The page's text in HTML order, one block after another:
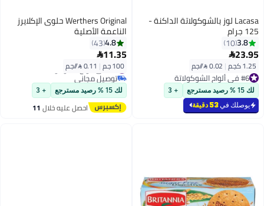
Lacasa لوز بالشوكولاتة الداكنة -
125 جرام
3.8
10
23.95
1.25 كجم |
#6 في ألواح الشوكولاتة
#6 في ألواح الشوكولاتةلك 15 % رصيد مسترجع + 3
يوصلك في53 دقيقة
Werthers Original حلوى الإكلايرز
الناعمة الأصلية
4.8
43
11.35
100 جم | #5 في ألواح الشوكولاتة
توصيل مجاني
#5 في ألواح الشوكولاتةلك 15 % رصيد مسترجع + 3
احصل عليه خلال 11